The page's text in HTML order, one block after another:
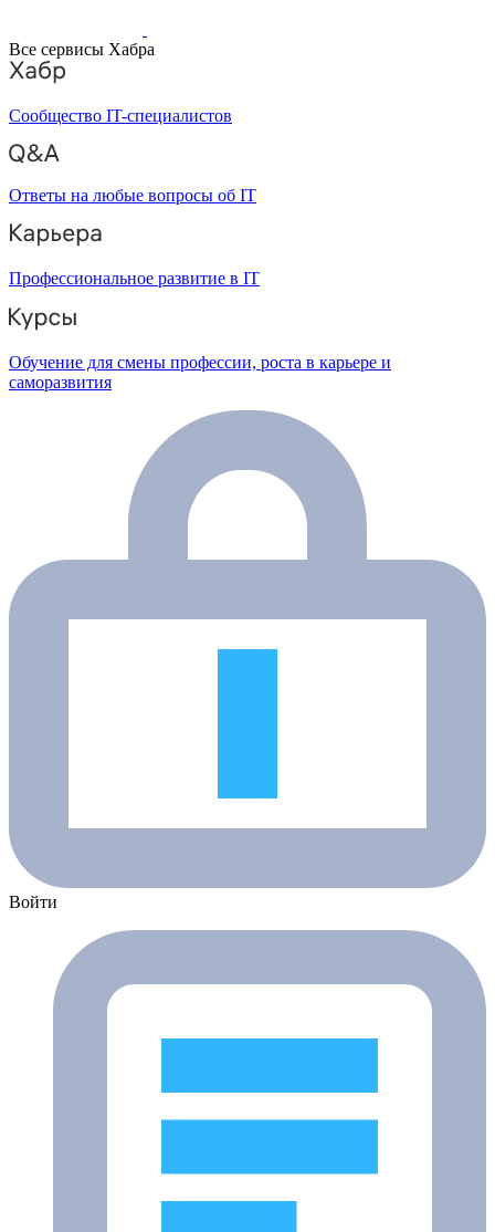
Все сервисы Хабра
Сообщество IT-специалистов
Ответы на любые вопросы об IT
Профессиональное развитие в IT
Обучение для смены профессии, роста в карьере и
саморазвития
Войти